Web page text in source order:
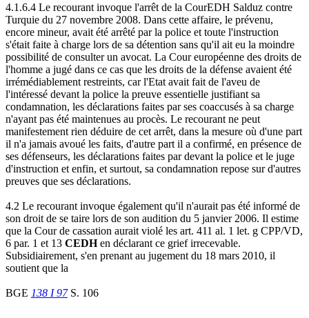
4.1.6.4 Le recourant invoque l'arrêt de la CourEDH Salduz contre
Turquie du 27 novembre 2008. Dans cette affaire, le prévenu,
encore mineur, avait été arrêté par la police et toute l'instruction
s'était faite à charge lors de sa détention sans qu'il ait eu la moindre
possibilité de consulter un avocat. La Cour européenne des droits de
l'homme a jugé dans ce cas que les droits de la défense avaient été
irrémédiablement restreints, car l'Etat avait fait de l'aveu de
l'intéressé devant la police la preuve essentielle justifiant sa
condamnation, les déclarations faites par ses coaccusés à sa charge
n'ayant pas été maintenues au procès. Le recourant ne peut
manifestement rien déduire de cet arrêt, dans la mesure où d'une part
il n'a jamais avoué les faits, d'autre part il a confirmé, en présence de
ses défenseurs, les déclarations faites par devant la police et le juge
d'instruction et enfin, et surtout, sa condamnation repose sur d'autres
preuves que ses déclarations.
4.2 Le recourant invoque également qu'il n'aurait pas été informé de
son droit de se taire lors de son audition du 5 janvier 2006. Il estime
que la Cour de cassation aurait violé les art. 411 al. 1 let. g CPP/VD,
6 par. 1 et 13 CEDHen déclarant ce grief irrecevable.
Subsidiairement, s'en prenant au jugement du 18 mars 2010, il
soutient que la
BGE 138 I 97S. 106